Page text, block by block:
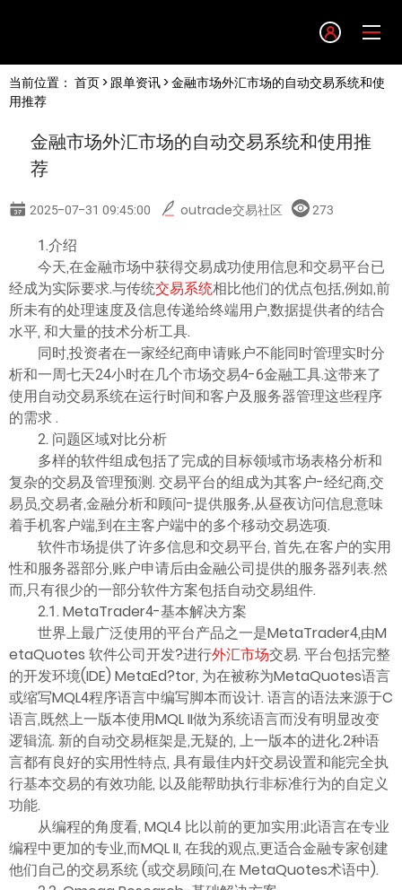
English
简体中文
한글
日本語
Tiếng việt
ไทย
当前位置： 首页> 跟单资讯> 金融市场外汇市场的自动交易系统和使
用推荐
金融市场外汇市场的自动交易系统和使用推
荐
2025-07-31 09:45:00 outrade交易社区 273
1.介绍
今天,在金融市场中获得交易成功使用信息和交易平台已
经成为实际要求.与传统交易系统相比他们的优点包括,例如,前
所未有的处理速度及信息传递给终端用户,数据提供者的结合
水平, 和大量的技术分析工具.
同时,投资者在一家经纪商申请账户不能同时管理实时分
析和一周七天24小时在几个市场交易4-6金融工具.这带来了
使用自动交易系统在运行时间和客户及服务器管理这些程序
的需求 .
2. 问题区域对比分析
多样的软件组成包括了完成的目标领域市场表格分析和
复杂的交易及管理预测. 交易平台的组成为其客户-经纪商,交
易员,交易者,金融分析和顾问-提供服务,从昼夜访问信息意味
着手机客户端,到在主客户端中的多个移动交易选项.
软件市场提供了许多信息和交易平台, 首先,在客户的实用
性和服务器部分,账户申请后由金融公司提供的服务器列表.然
而,只有很少的一部分软件方案包括自动交易组件.
2.1. MetaTrader4-基本解决方案
世界上最广泛使用的平台产品之一是MetaTrader4,由M
etaQuotes 软件公司开发?进行外汇市场交易. 平台包括完整
的开发环境(IDE) MetaEd?tor, 为在被称为MetaQuotes语言
或缩写MQL4程序语言中编写脚本而设计. 语言的语法来源于C
语言,既然上一版本使用MQL II做为系统语言而没有明显改变
逻辑流. 新的自动交易框架是,无疑的, 上一版本的进化.2种语
言都有良好的实用性特点, 具有最佳内奸交易设置和能完全执
行基本交易的有效功能, 以及能帮助执行非标准行为的自定义
功能.
从编程的角度看, MQL4 比以前的更加实用;此语言在专业
编程中更加的专业,而MQL II, 在我的观点,更适合金融专家创建
他们自己的交易系统 (或交易顾问,在 MetaQuotes术语中).